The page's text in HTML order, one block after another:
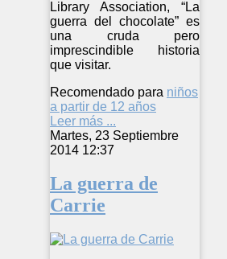
Library Association, “La
guerra del chocolate” es
una cruda pero
imprescindible historia
que visitar.
Recomendado para niños
a partir de 12 años
Leer más ...
Martes, 23 Septiembre
2014 12:37
La guerra de
Carrie